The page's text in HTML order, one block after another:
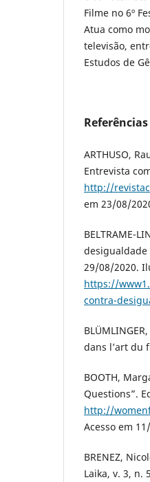
Filme no 6º
Atua como
televisão,
Estudos de
Referências
ARTHUSO,
Entrevista
http://
em 23/08/
BELTRAME-
desigualdade
29/08/2020.
https://
contra-
dans l’art du
BOOTH,
Questions”.
http://
Acesso em
BRENEZ,
Laika, v. 3, n.